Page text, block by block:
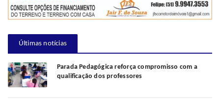
Últimas notícias
Parada Pedagógica reforça compromisso com a
qualificação dos professores